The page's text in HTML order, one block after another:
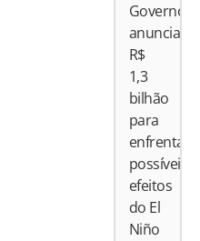
Governo
anuncia
R$
1,3
bilhão
para
enfrentar
possíveis
efeitos
do El
Niño